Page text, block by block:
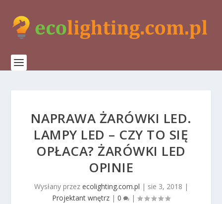
NAPRAWA ŻARÓWKI LED.
LAMPY LED – CZY TO SIĘ
OPŁACA? ŻARÓWKI LED
OPINIE
Wysłany przez ecolighting.com.pl | sie 3, 2018 |
Projektant wnętrz | 0 |